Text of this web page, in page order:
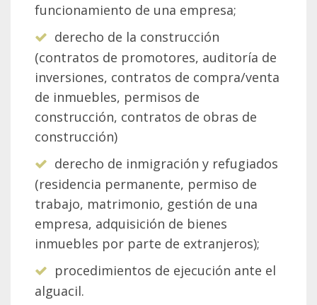
funcionamiento de una empresa;
derecho de la construcción
(contratos de promotores, auditoría de
inversiones, contratos de compra/venta
de inmuebles, permisos de
construcción, contratos de obras de
construcción)
derecho de inmigración y refugiados
(residencia permanente, permiso de
trabajo, matrimonio, gestión de una
empresa, adquisición de bienes
inmuebles por parte de extranjeros);
procedimientos de ejecución ante el
alguacil.